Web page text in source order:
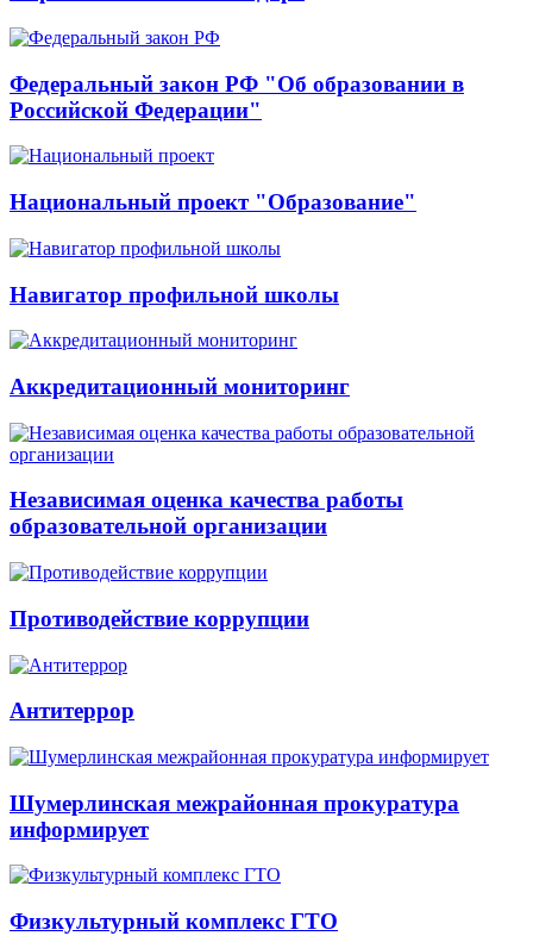
Федеральный закон РФ "Об образовании в
Российской Федерации"
Национальный проект "Образование"
Навигатор профильной школы
Аккредитационный мониторинг
Независимая оценка качества работы
образовательной организации
Противодействие коррупции
Антитеррор
Шумерлинская межрайонная прокуратура
информирует
Физкультурный комплекс ГТО